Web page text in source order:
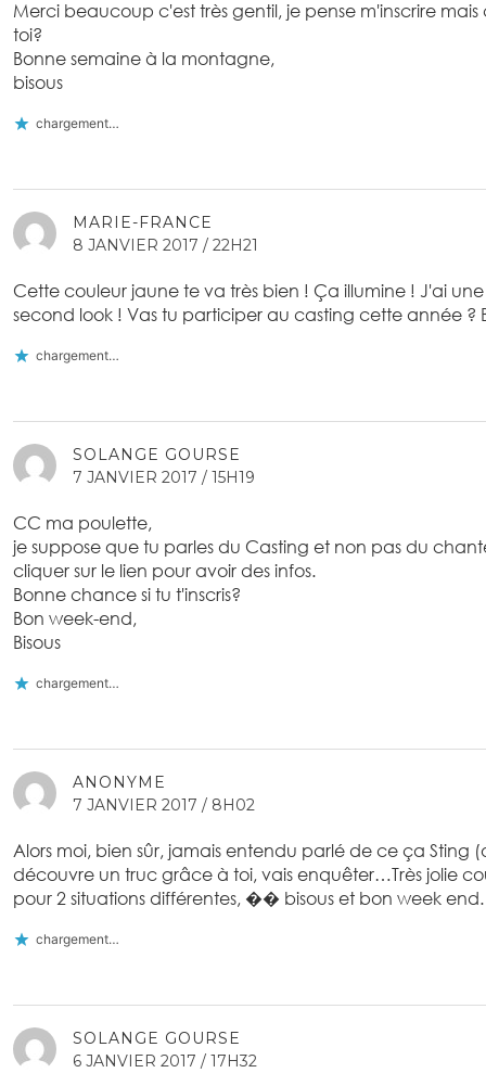
Merci beaucoup c'est très gentil, je pense m'inscrire
toi?
Bonne semaine à la montagne,
bisous
chargement…
MARIE-FRANCE
8 JANVIER 2017 / 22H21
Cette couleur jaune te va très bien ! Ça illumine ! J'ai
second look ! Vas tu participer au casting cette année ?
chargement…
SOLANGE GOURSE
7 JANVIER 2017 / 15H19
CC ma poulette,
je suppose que tu parles du Casting et non pas du
cliquer sur le lien pour avoir des infos.
Bonne chance si tu t'inscris?
Bon week-end,
Bisous
chargement…
ANONYME
7 JANVIER 2017 / 8H02
Alors moi, bien sûr, jamais entendu parlé de ce ça Sting
découvre un truc grâce à toi, vais enquêter…Très jolie
pour 2 situations différentes, �� bisous et bon week
chargement…
SOLANGE GOURSE
6 JANVIER 2017 / 17H32